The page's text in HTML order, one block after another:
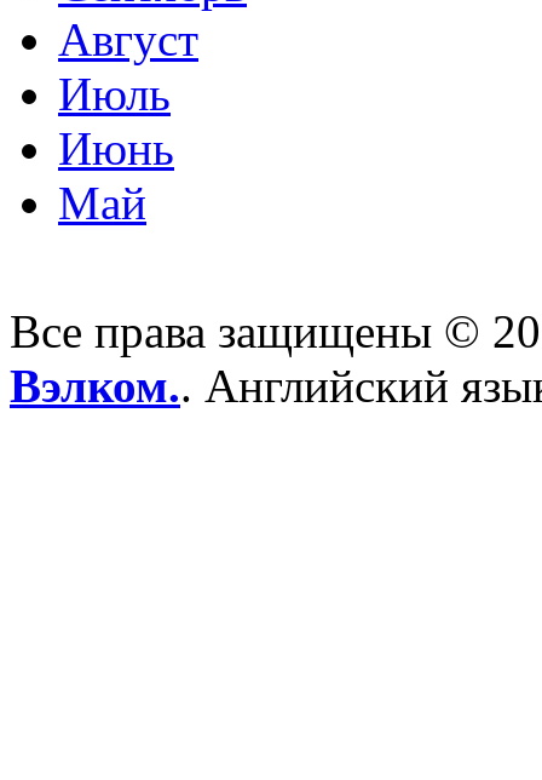
Август
Июль
Июнь
Май
Все права защищены ©
Вэлком.. Английский